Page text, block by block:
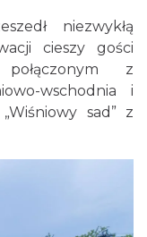
niezwykłą
cieszy gości
z
wschodnia i
sad” z